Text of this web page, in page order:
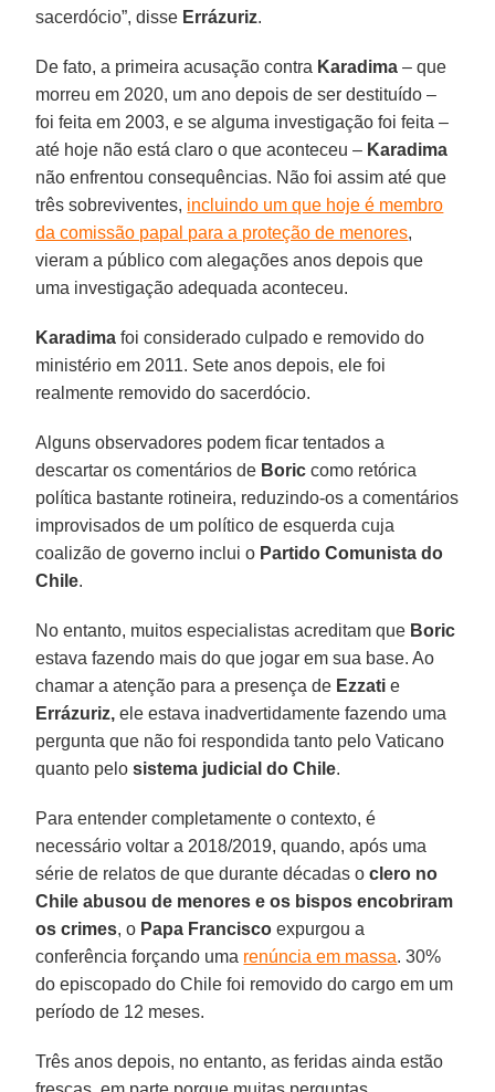
sacerdócio”, disse Errázuriz.
De fato, a primeira acusação contra Karadima – que
morreu em 2020, um ano depois de ser destituído –
foi feita em 2003, e se alguma investigação foi feita –
até hoje não está claro o que aconteceu – Karadima
não enfrentou consequências. Não foi assim até que
três sobreviventes, incluindo um que hoje é membro
da comissão papal para a proteção de menores,
vieram a público com alegações anos depois que
uma investigação adequada aconteceu.
Karadima foi considerado culpado e removido do
ministério em 2011. Sete anos depois, ele foi
realmente removido do sacerdócio.
Alguns observadores podem ficar tentados a
descartar os comentários de Boric como retórica
política bastante rotineira, reduzindo-os a comentários
improvisados de um político de esquerda cuja
coalizão de governo inclui o Partido Comunista do
Chile.
No entanto, muitos especialistas acreditam que Boric
estava fazendo mais do que jogar em sua base. Ao
chamar a atenção para a presença de Ezzati e
Errázuriz, ele estava inadvertidamente fazendo uma
pergunta que não foi respondida tanto pelo Vaticano
quanto pelosistema judicial do Chile.
Para entender completamente o contexto, é
necessário voltar a 2018/2019, quando, após uma
série de relatos de que durante décadas oclero no
Chile abusou de menores e os bispos encobriram
os crimes, o Papa Francisco expurgou a
conferência forçando uma renúncia em massa. 30%
do episcopado do Chile foi removido do cargo em um
período de 12 meses.
Três anos depois, no entanto, as feridas ainda estão